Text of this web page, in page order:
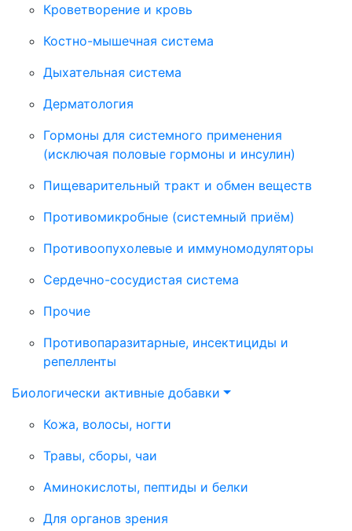
Кроветворение и кровь
Костно-мышечная система
Дыхательная система
Дерматология
Гормоны для системного применения
(исключая половые гормоны и инсулин)
Пищеварительный тракт и обмен веществ
Противомикробные (системный приём)
Противоопухолевые и иммуномодуляторы
Сердечно-сосудистая система
Прочие
Противопаразитарные, инсектициды и
репелленты
Биологически активные добавки
Кожа, волосы, ногти
Травы, сборы, чаи
Аминокислоты, пептиды и белки
Для органов зрения